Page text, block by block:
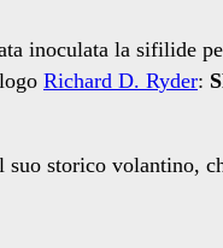
inoculata la sifilide
Richard D. Ryder:
suo storico volantino,